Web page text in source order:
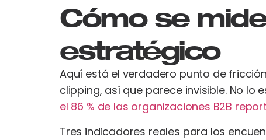
Cómo se
estratégico
Aquí está el verdadero punto de
clipping, así que parece invisible. No lo
el 86 % de las organizaciones B2B
Tres indicadores reales para los